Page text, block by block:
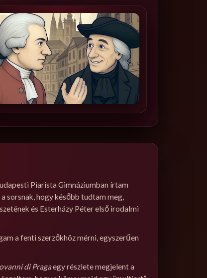
Piarista Gimnáziumban írtam
sorsnak, hogy később tudtam meg,
és Esterházy Péter első irodalmi
a fenti szerzőkhöz mérni, egyszerűen
di Pragaegy részlete megjelent a